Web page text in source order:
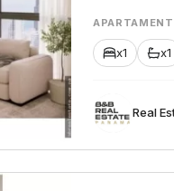
x1 x1
Rеаl